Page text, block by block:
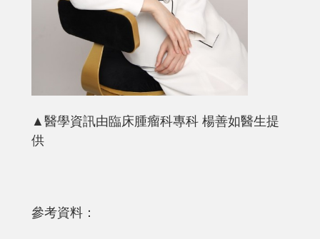
▲醫學資訊由臨床腫瘤科專科 楊善如醫生提
供
參考資料：